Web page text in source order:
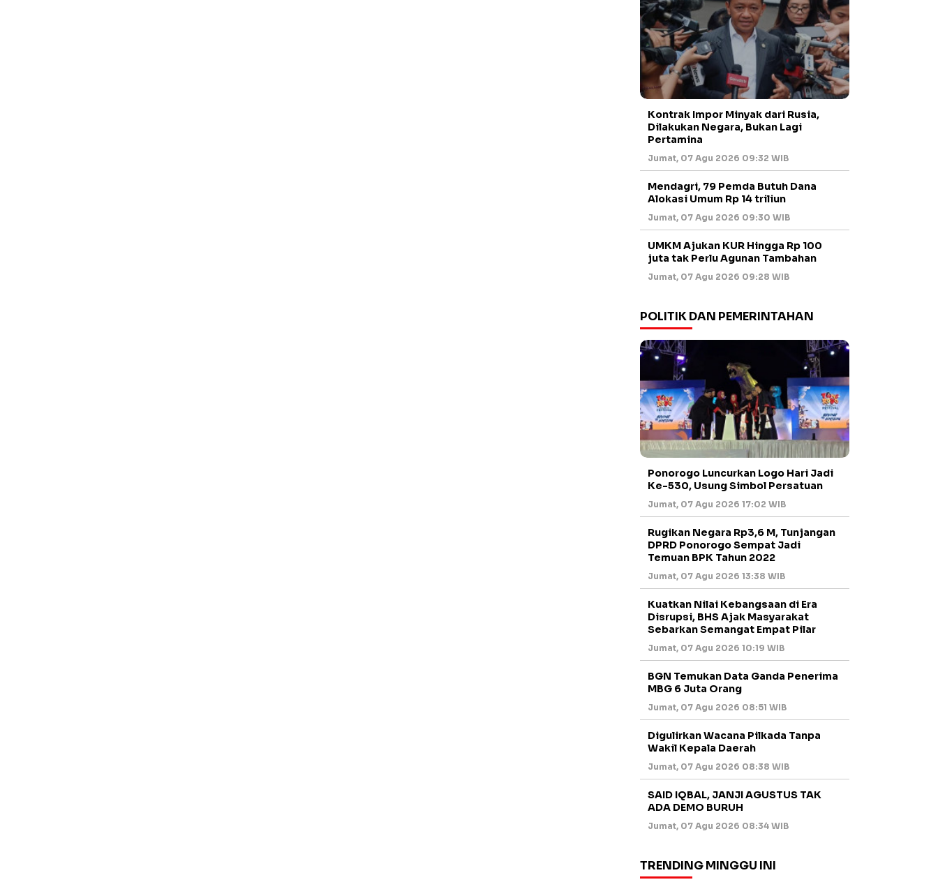
Kontrak Impor Minyak dari Rusia,
Dilakukan Negara, Bukan Lagi
Pertamina
Jumat, 07 Agu 2026 09:32 WIB
Mendagri, 79 Pemda Butuh Dana
Alokasi Umum Rp 14 triliun
Jumat, 07 Agu 2026 09:30 WIB
UMKM Ajukan KUR Hingga Rp 100
juta tak Perlu Agunan Tambahan
Jumat, 07 Agu 2026 09:28 WIB
POLITIK DAN PEMERINTAHAN
Ponorogo Luncurkan Logo Hari Jadi
Ke-530, Usung Simbol Persatuan
Jumat, 07 Agu 2026 17:02 WIB
Rugikan Negara Rp3,6 M, Tunjangan
DPRD Ponorogo Sempat Jadi
Temuan BPK Tahun 2022
Jumat, 07 Agu 2026 13:38 WIB
Kuatkan Nilai Kebangsaan di Era
Disrupsi, BHS Ajak Masyarakat
Sebarkan Semangat Empat Pilar
Jumat, 07 Agu 2026 10:19 WIB
BGN Temukan Data Ganda Penerima
MBG 6 Juta Orang
Jumat, 07 Agu 2026 08:51 WIB
Digulirkan Wacana Pilkada Tanpa
Wakil Kepala Daerah
Jumat, 07 Agu 2026 08:38 WIB
SAID IQBAL, JANJI AGUSTUS TAK
ADA DEMO BURUH
Jumat, 07 Agu 2026 08:34 WIB
TRENDING MINGGU INI